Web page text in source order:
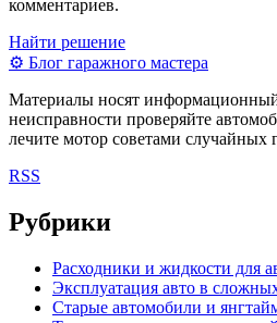
комментариев.
Найти решение
⚙ Блог гаражного мастера
Материалы носят
неисправности проверяйте
лечите мотор советами случайных
RSS
Рубрики
Расходники и жидкости для
Эксплуатация авто в
Старые автомобили и